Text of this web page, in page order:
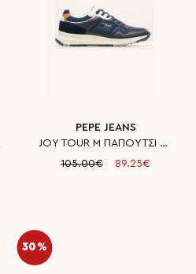
PEPE JEANS
JOY TOUR M ΠΑΠΟΥΤΣΙ ΑΝΔΡΙΚΟ
105.00€
89.25€
30%